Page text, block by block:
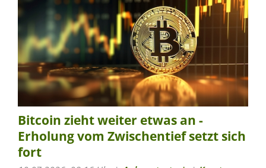
Bitcoin zieht weiter etwas an -
Erholung vom Zwischentief setzt sich
fort